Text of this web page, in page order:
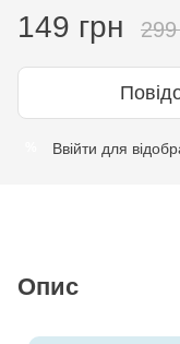
149 грн 299
Ввійти для
Опис